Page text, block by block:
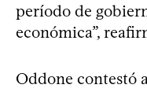
período de
económica”,
Oddone contestó